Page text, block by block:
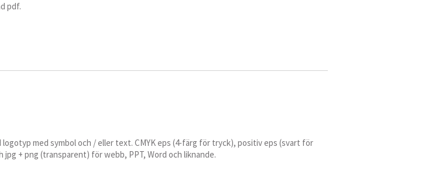
pdf.
med symbol och / eller text. CMYK eps (4-färg för tryck), positiv eps (svart för
+ png (transparent) för webb, PPT, Word och liknande.